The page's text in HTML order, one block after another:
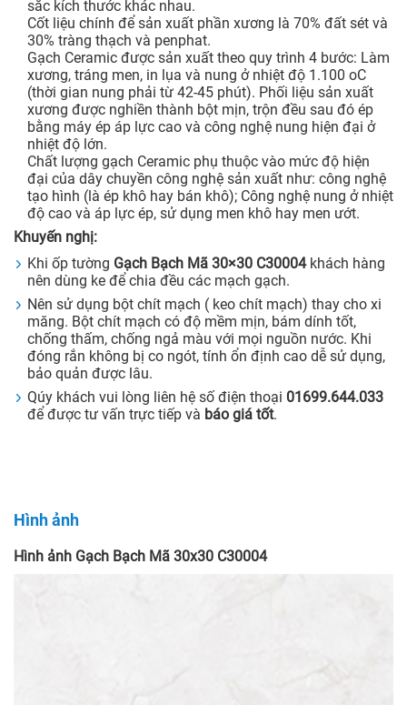
sắc kích thước khác nhau.
Cốt liệu chính để sản xuất phần xương là 70% đất sét và
30% tràng thạch và penphat.
Gạch Ceramic được sản xuất theo quy trình 4 bước: Làm
xương, tráng men, in lụa và nung ở nhiệt độ 1.100 oC
(thời gian nung phải từ 42-45 phút). Phối liệu sản xuất
xương được nghiền thành bột mịn, trộn đều sau đó ép
bằng máy ép áp lực cao và công nghệ nung hiện đại ở
nhiệt độ lớn.
Chất lượng gạch Ceramic phụ thuộc vào mức độ hiện
đại của dây chuyền công nghệ sản xuất như: công nghệ
tạo hình (là ép khô hay bán khô); Công nghệ nung ở nhiệt
độ cao và áp lực ép, sử dụng men khô hay men ướt.
Khuyến nghị:
Khi ốp tường Gạch Bạch Mã 30×30 C30004 khách hàng
nên dùng ke để chia đều các mạch gạch.
Nên sử dụng bột chít mạch ( keo chít mạch) thay cho xi
măng. Bột chít mạch có độ mềm mịn, bám dính tốt,
chống thấm, chống ngả màu với mọi nguồn nước. Khi
đóng rắn không bị co ngót, tính ổn định cao dễ sử dụng,
bảo quản được lâu.
Qúy khách vui lòng liên hệ số điện thoại 01699.644.033
để được tư vấn trực tiếp và báo giá tốt.
Hình ảnh
Hình ảnh Gạch Bạch Mã 30x30 C30004